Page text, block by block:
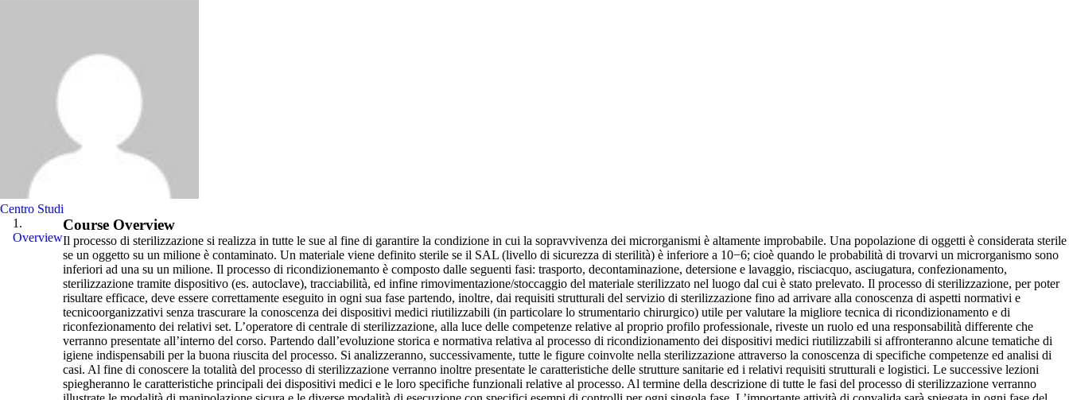
Centro Studi
Overview
Course Overview
Il processo di sterilizzazione si realizza in tutte le sue al fine di garantire la condizione in cui la sopravvivenza dei microrganismi è altamente improbabile. Una popolazione di oggetti è considerata sterile
se un oggetto su un milione è contaminato. Un materiale viene definito sterile se il SAL (livello di sicurezza di sterilità) è inferiore a 10−6; cioè quando le probabilità di trovarvi un microrganismo sono
inferiori ad una su un milione. Il processo di ricondizionemanto è composto dalle seguenti fasi: trasporto, decontaminazione, detersione e lavaggio, risciacquo, asciugatura, confezionamento,
sterilizzazione tramite dispositivo (es. autoclave), tracciabilità, ed infine rimovimentazione/stoccaggio del materiale sterilizzato nel luogo dal cui è stato prelevato. Il processo di sterilizzazione, per poter
risultare efficace, deve essere correttamente eseguito in ogni sua fase partendo, inoltre, dai requisiti strutturali del servizio di sterilizzazione fino ad arrivare alla conoscenza di aspetti normativi e
tecnicoorganizzativi senza trascurare la conoscenza dei dispositivi medici riutilizzabili (in particolare lo strumentario chirurgico) utile per valutare la migliore tecnica di ricondizionamento e di
riconfezionamento dei relativi set. L’operatore di centrale di sterilizzazione, alla luce delle competenze relative al proprio profilo professionale, riveste un ruolo ed una responsabilità differente che
verranno presentate all’interno del corso. Partendo dall’evoluzione storica e normativa relativa al processo di ricondizionamento dei dispositivi medici riutilizzabili si affronteranno alcune tematiche di
igiene indispensabili per la buona riuscita del processo. Si analizzeranno, successivamente, tutte le figure coinvolte nella sterilizzazione attraverso la conoscenza di specifiche competenze ed analisi di
casi. Al fine di conoscere la totalità del processo di sterilizzazione verranno inoltre presentate le caratteristiche delle strutture sanitarie ed i relativi requisiti strutturali e logistici. Le successive lezioni
spiegheranno le caratteristiche principali dei dispositivi medici e le loro specifiche funzionali relative al processo. Al termine della descrizione di tutte le fasi del processo di sterilizzazione verranno